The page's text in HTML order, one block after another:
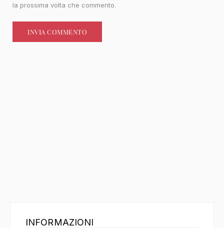
la prossima volta che commento.
INFORMAZIONI